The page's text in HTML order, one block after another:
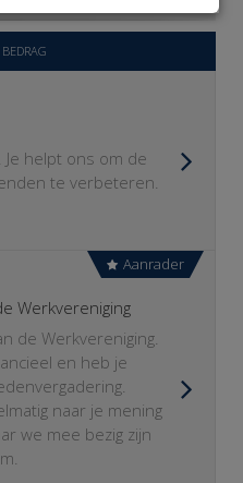
helpt ons om de
te verbeteren.
Aanrader
Werkvereniging
de Werkvereniging.
en heb je
naar je mening
we mee bezig zijn